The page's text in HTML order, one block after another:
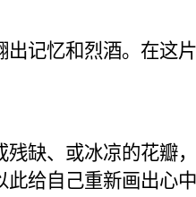
出记忆和烈酒。在这
残缺、或冰凉的花瓣
此给自己重新画出心